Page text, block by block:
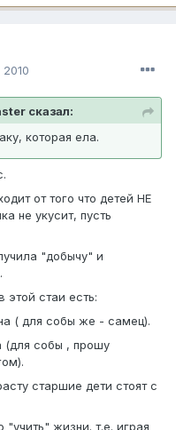
сказал:
которая ела.
от того что детей НЕ
не укусит, пусть
"добычу" и
этой стаи есть:
( для собы же - самец).
(для собы , прошу
старшие дети стоят с
жизни. т.е. играя